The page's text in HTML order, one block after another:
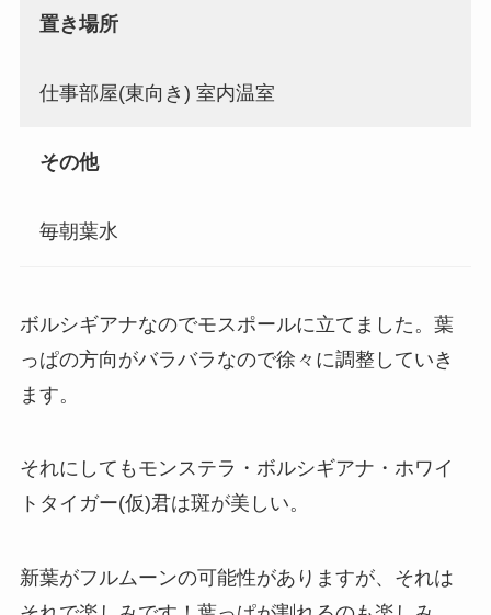
置き場所
仕事部屋(東向き) 室内温室
その他
毎朝葉水
ボルシギアナなのでモスポールに立てました。葉
っぱの方向がバラバラなので徐々に調整していき
ます。
それにしてもモンステラ・ボルシギアナ・ホワイ
トタイガー(仮)君は斑が美しい。
新葉がフルムーンの可能性がありますが、それは